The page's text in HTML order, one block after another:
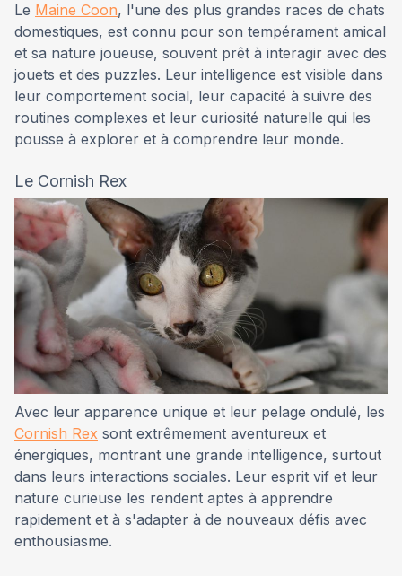
Le Maine Coon, l'une des plus grandes races de chats
domestiques, est connu pour son tempérament amical
et sa nature joueuse, souvent prêt à interagir avec des
jouets et des puzzles. Leur intelligence est visible dans
leur comportement social, leur capacité à suivre des
routines complexes et leur curiosité naturelle qui les
pousse à explorer et à comprendre leur monde.
Le Cornish Rex
Avec leur apparence unique et leur pelage ondulé, les
Cornish Rex sont extrêmement aventureux et
énergiques, montrant une grande intelligence, surtout
dans leurs interactions sociales. Leur esprit vif et leur
nature curieuse les rendent aptes à apprendre
rapidement et à s'adapter à de nouveaux défis avec
enthousiasme.